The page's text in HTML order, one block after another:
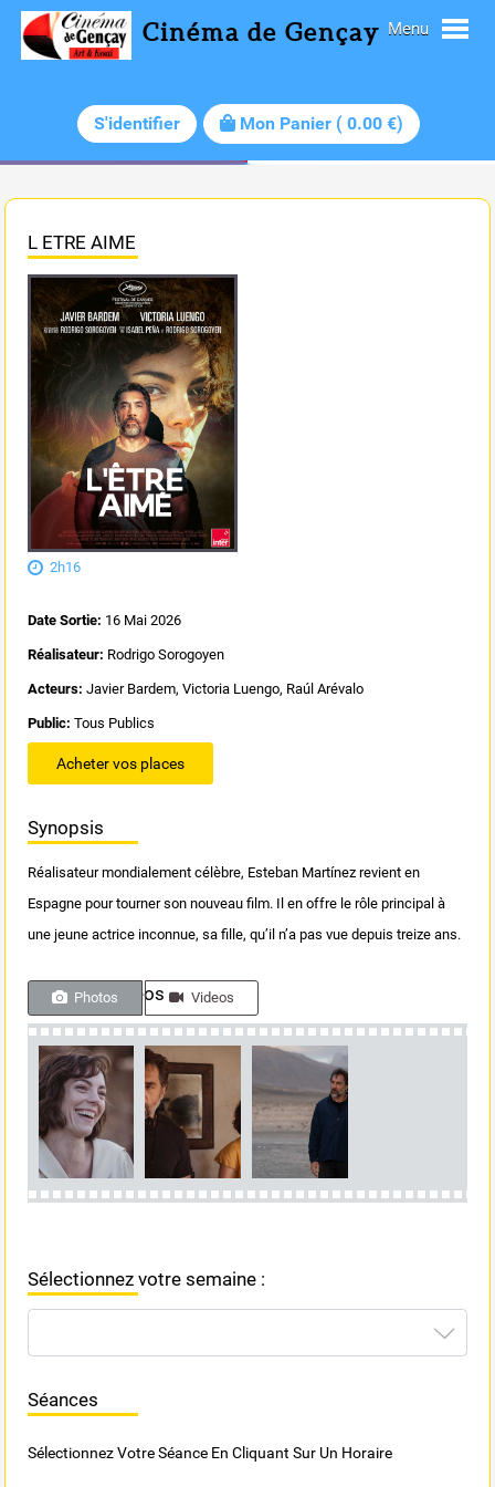
Cinéma de Gençay
S'identifier Mon Panier (0.00 €)
Menu
L ETRE AIME
2h16
Date Sortie: 16 Mai 2026
Réalisateur: Rodrigo Sorogoyen
Acteurs:Javier Bardem, Victoria Luengo, Raúl Arévalo
Public:Tous Publics
Acheter vos places
Synopsis
Réalisateur mondialement célèbre, Esteban Martínez revient en
Espagne pour tourner son nouveau film. Il en offre le rôle principal à
une jeune actrice inconnue, sa fille, qu’il n’a pas vue depuis treize ans.
Photos & videos
Photos Videos
Sélectionnez votre semaine :
Séances